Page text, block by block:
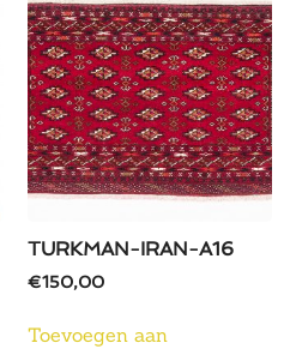
TURKMAN-IRAN-A16
€150,00
Toevoegen aan